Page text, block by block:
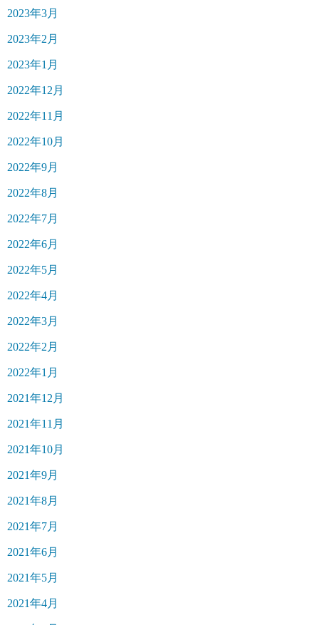
2023年3月
2023年2月
2023年1月
2022年12月
2022年11月
2022年10月
2022年9月
2022年8月
2022年7月
2022年6月
2022年5月
2022年4月
2022年3月
2022年2月
2022年1月
2021年12月
2021年11月
2021年10月
2021年9月
2021年8月
2021年7月
2021年6月
2021年5月
2021年4月